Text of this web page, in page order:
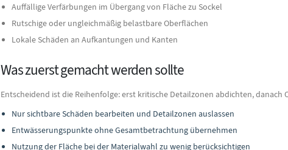
Auffällige Verfärbungen im Übergang von Fläche zu Sockel
Rutschige oder ungleichmäßig belastbare Oberflächen
Lokale Schäden an Aufkantungen und Kanten
Was zuerst gemacht werden sollte
Entscheidend ist die Reihenfolge: erst kritische Detailzonen abdichten,
Nur sichtbare Schäden bearbeiten und Detailzonen auslassen
Entwässerungspunkte ohne Gesamtbetrachtung übernehmen
Nutzung der Fläche bei der Materialwahl zu wenig berücksichtigen